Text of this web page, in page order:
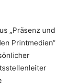
„Präsenz und
Printmedien“